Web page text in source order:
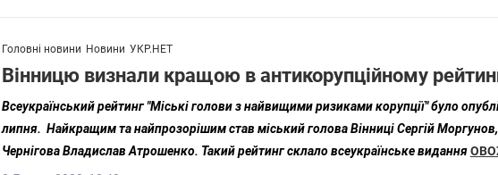
Головні новини Новини УКР.НЕТ
Вінницю визнали кращою в антикорупційному
Всеукраїнський рейтинг"Міські голови з найвищими ризиками корупції" було
липня. Найкращим та найпрозорішим став міський голова Вінниці Сергій
Чернігова Владислав Атрошенко. Такий рейтинг склало всеукраїнське видання